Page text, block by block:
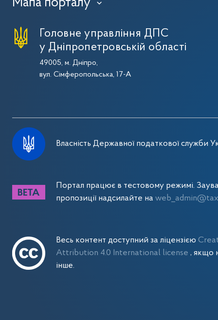
Мапа порталу ›
Головне управління ДПС
у Дніпропетровській області
49005, м. Дніпро,
вул. Сімферопольська, 17-А
Власність Державної податкової служби
Портал працює в тестовому режимі.
пропозиції надсилайте на
Весь контент доступний за ліцензією
Attribution 4.0 International license , якщо
інше.